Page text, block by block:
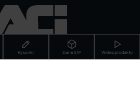
Rysunki Dane STP Wideo produktu